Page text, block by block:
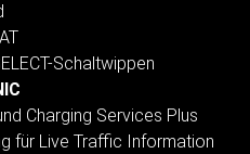
Schaltwippen
Charging Services Plus
für Live Traffic Information